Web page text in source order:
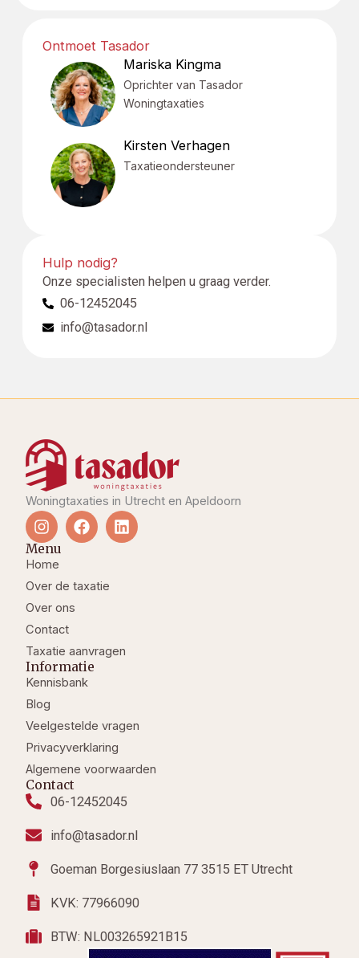
Ontmoet Tasador
Mariska Kingma
Oprichter van Tasador
Woningtaxaties
Kirsten Verhagen
Taxatieondersteuner
Hulp nodig?
Onze specialisten helpen u graag verder.
06-12452045
info@tasador.nl
Woningtaxaties in Utrecht en Apeldoorn
I
n
s
t
a
r
a
m
F
a
b
L
i
Menu
Home
Over de taxatie
Over ons
Contact
Taxatie aanvragen
Informatie
Kennisbank
Blog
Veelgestelde vragen
Privacyverklaring
Algemene voorwaarden
Contact
06-12452045
info@tasador.nl
Goeman Borgesiuslaan 77 3515 ET Utrecht
KVK: 77966090
BTW: NL003265921B15